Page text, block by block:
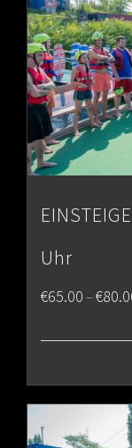
Uhr
€65.00–€